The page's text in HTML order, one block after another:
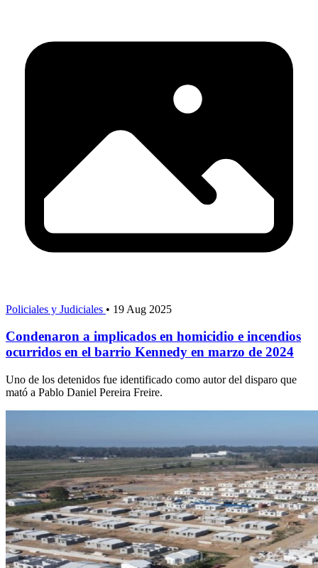
Policiales y Judiciales • 19 Aug 2025
Condenaron a implicados en homicidio e incendios
ocurridos en el barrio Kennedy en marzo de 2024
Uno de los detenidos fue identificado como autor del disparo que
mató a Pablo Daniel Pereira Freire.